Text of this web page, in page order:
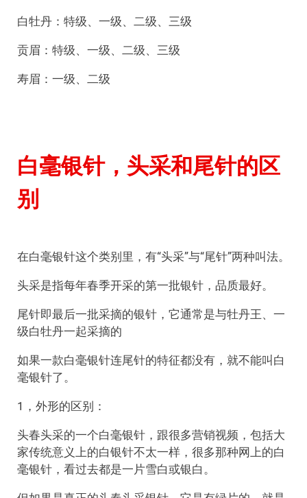
白牡丹：特级、一级、二级、三级
贡眉：特级、一级、二级、三级
寿眉：一级、二级
白毫银针，头采和尾针的区
别
在白毫银针这个类别里，有“头采”与“尾针”两种叫法。
头采是指每年春季开采的第一批银针，品质最好。
尾针即最后一批采摘的银针，它通常是与牡丹王、一
级白牡丹一起采摘的
如果一款白毫银针连尾针的特征都没有，就不能叫白
毫银针了。
1，外形的区别：
头春头采的一个白毫银针，跟很多营销视频，包括大
家传统意义上的白银针不太一样，很多那种网上的白
毫银针，看过去都是一片雪白或银白。